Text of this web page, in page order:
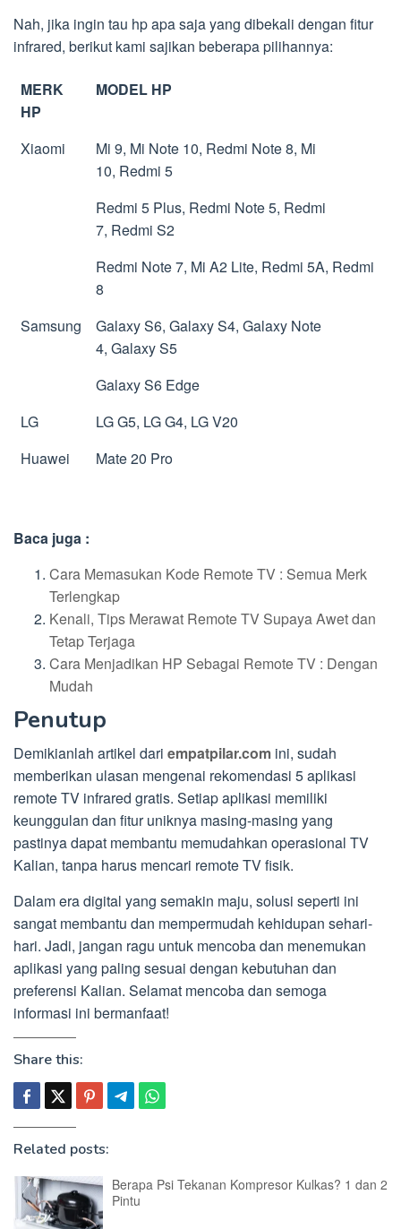
Nah, jika ingin tau hp apa saja yang dibekali dengan fitur
infrared, berikut kami sajikan beberapa pilihannya:
MERK
HP
MODEL HP
Xiaomi
Mi 9, Mi Note 10, Redmi Note 8, Mi
10, Redmi 5
Redmi 5 Plus, Redmi Note 5, Redmi
7, Redmi S2
Redmi Note 7, Mi A2 Lite, Redmi 5A, Redmi
8
Samsung
Galaxy S6, Galaxy S4, Galaxy Note
4, Galaxy S5
Galaxy S6 Edge
LG
LG G5, LG G4, LG V20
Huawei
Mate 20 Pro
Baca juga :
Cara Memasukan Kode Remote TV : Semua Merk
Terlengkap
Kenali, Tips Merawat Remote TV Supaya Awet dan
Tetap Terjaga
Cara Menjadikan HP Sebagai Remote TV : Dengan
Mudah
Penutup
Demikianlah artikel dari empatpilar.com ini, sudah
memberikan ulasan mengenai rekomendasi 5 aplikasi
remote TV infrared gratis. Setiap aplikasi memiliki
keunggulan dan fitur uniknya masing-masing yang
pastinya dapat membantu memudahkan operasional TV
Kalian, tanpa harus mencari remote TV fisik.
Dalam era digital yang semakin maju, solusi seperti ini
sangat membantu dan mempermudah kehidupan sehari-
hari. Jadi, jangan ragu untuk mencoba dan menemukan
aplikasi yang paling sesuai dengan kebutuhan dan
preferensi Kalian. Selamat mencoba dan semoga
informasi ini bermanfaat!
Share this:
Related posts:
Berapa Psi Tekanan Kompresor Kulkas? 1 dan 2
Pintu